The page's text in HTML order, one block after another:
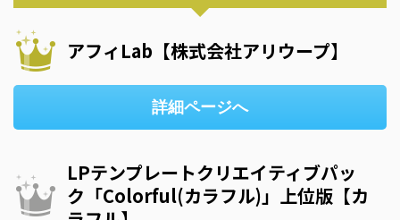
アフィLab【株式会社アリウープ】
詳細ページへ
LPテンプレートクリエイティブパッ
ク「Colorful(カラフル)」上位版【カ